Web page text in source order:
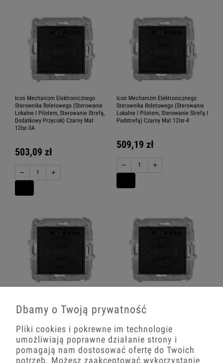
Icon Mechanizm Elektronicznego
Sterownika Roletowego (Sterowanie
Lokalne I Pilotem, Sterowanie Strefą,
Dodatkowy Przycisk) Czarny Mat
12Isr-3A
503,09 zł
− +
Icon Mechanizm Elektronicznego
Sterownika Roletowego (Sterowanie
Lokalne I Pilotem, Sterowanie Strefą I
Podstrefą) Czarny Mat 12Isr-4
509,19 zł
− +
Sterownika Roletowego (Przycisk
Strefowy) Czarny Mat 12Isr-5
217,00 zł
− +
Sterownika Roletowego (Przycisk
Centralny/Dodatkowy) Czarny Mat
227,15 zł
Dbamy o Twoją prywatność
Pliki cookies i pokrewne im technologie
umożliwiają poprawne działanie strony i
pomagają nam dostosować ofertę do Twoich
potrzeb. Możesz zaakceptować wykorzystanie